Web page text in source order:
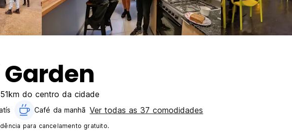
do centro da cidade
Café da manhã Ver todas as 37 comodidades
para cancelamento gratuito.